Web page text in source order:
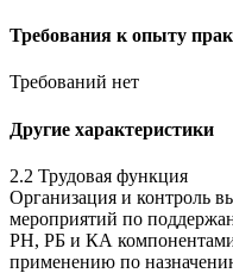
Требования к опыту
Требований нет
Другие характеристики
2.2 Трудовая функция
Организация и контроль
мероприятий по
РН, РБ и КА компонентами
применению по